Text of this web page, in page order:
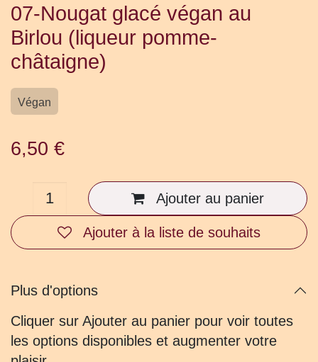
07-Nougat glacé végan au
Birlou (liqueur pomme-
châtaigne)
Végan
6,50 €
Ajouter au panier
Ajouter à la liste de souhaits
Plus d'options
Cliquer sur Ajouter au panier pour voir
toutes les options disponibles et augmenter